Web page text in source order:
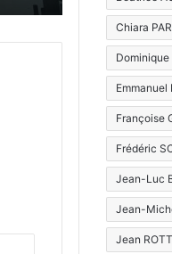
Chiara
Dominique
Emmanuel
Françoise
Frédéric
Jean-Luc
Jean-
Jean